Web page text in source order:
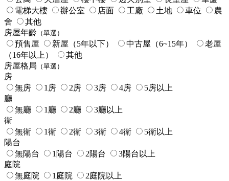
電梯大樓
辦公室 店面 工廠 土地 車位
農
舍
其他
房屋年齡 （單選）
預售屋 新屋（5年以下） 中古屋（6~15年）
老屋
（16年以上）
其他
房屋格局 （單選）
房
無房
1房 2房 3房 4房
5房以上
廳
無廳
1廳 2廳
3廳以上
衛
無衛
1衛 2衛 3衛 4衛
5衛以上
陽台
無陽台
1陽台 2陽台
3陽台以上
庭院
無庭院
1庭院
2庭院以上